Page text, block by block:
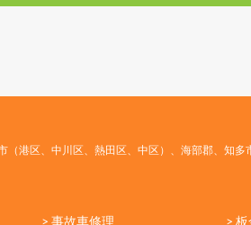
（港区、中川区、熱田区、中区）、海部郡、知
> 事故車修理 >